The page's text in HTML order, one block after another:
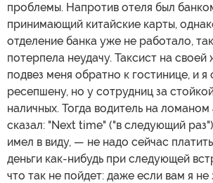
проблемы. Напротив отеля был
принимающий китайские карты,
отделение банка уже не работало,
потерпела неудачу. Таксист на
подвез меня обратно к гостинице, и
ресепшену, но у сотрудниц за
наличных. Тогда водитель на ломаном
сказал: "Next time" ("в следующий
имел в виду, — не надо сейчас
деньги как-нибудь при следующей
что так не пойдет: даже если вам я не